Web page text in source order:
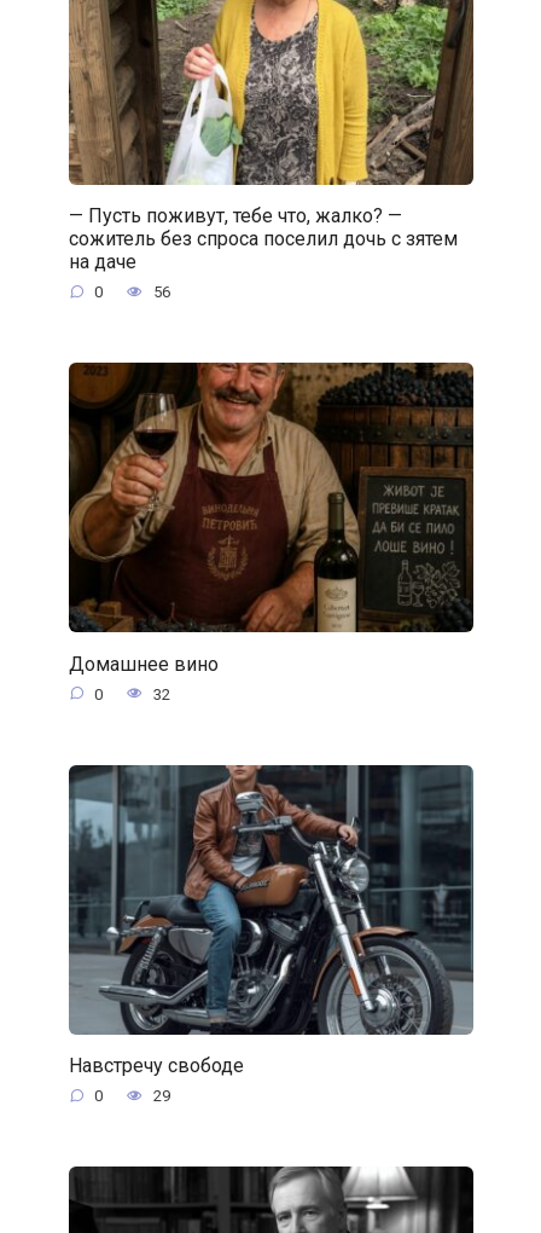
— Пусть поживут, тебе что, жалко? —
сожитель без спроса поселил дочь с зятем
на даче
0 56
Домашнее вино
0 32
Навстречу свободе
0 29